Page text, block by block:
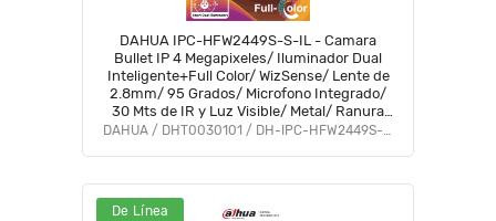
DAHUA IPC-HFW2449S-S-IL - Camara
Bullet IP 4 Megapixeles/ Iluminador Dual
Inteligente+Full Color/ WizSense/ Lente de
2.8mm/ 95 Grados/ Microfono Integrado/
30 Mts de IR y Luz Visible/ Metal/ Ranura
MicroSD/ WDR 120dB/ SMD Plus/ PoE
DAHUA / DHT0030101 / DH-IPC-HFW2449S-S-IL
De Línea